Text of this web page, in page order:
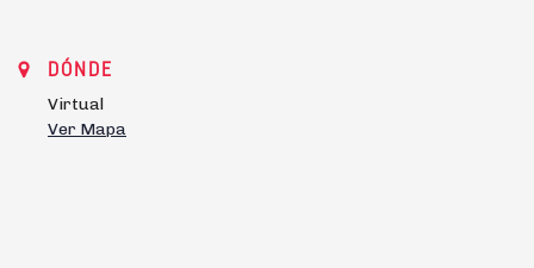
DÓNDE
Virtual
Ver Mapa